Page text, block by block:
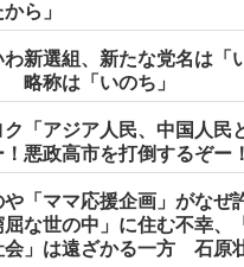
ら」
わ新選組、新たな党名は「
略称は「いのち」
ク「アジア人民、中国人民
！悪政高市を打倒するぞー
や「ママ応援企画」がなぜ
屈な世の中」に住む不幸、
会」は遠ざかる一方 石原